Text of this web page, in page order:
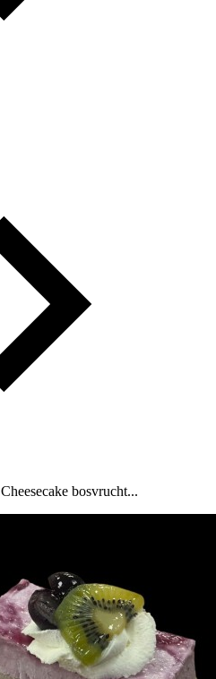
Cheesecake bosvrucht...